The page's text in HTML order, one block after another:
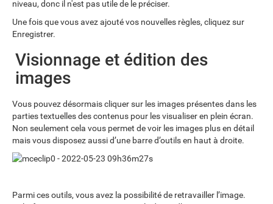
niveau, donc il n'est pas utile de le préciser.
Une fois que vous avez ajouté vos nouvelles règles, cliquez sur
Enregistrer.
Visionnage et édition des
images
Vous pouvez désormais cliquer sur les images présentes dans les
parties textuelles des contenus pour les visualiser en plein écran.
Non seulement cela vous permet de voir les images plus en détail
mais vous disposez aussi d’une barre d’outils en haut à droite.
Parmi ces outils, vous avez la possibilité de retravailler l’image.